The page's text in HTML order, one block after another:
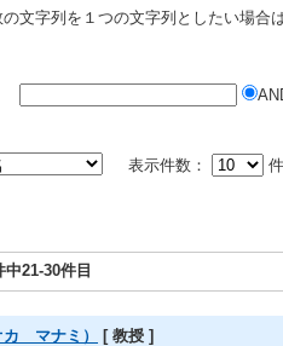
文字列を１つの文字列としたい場合
表示件数：
中21-30件目
マナミ） [ 教授 ]